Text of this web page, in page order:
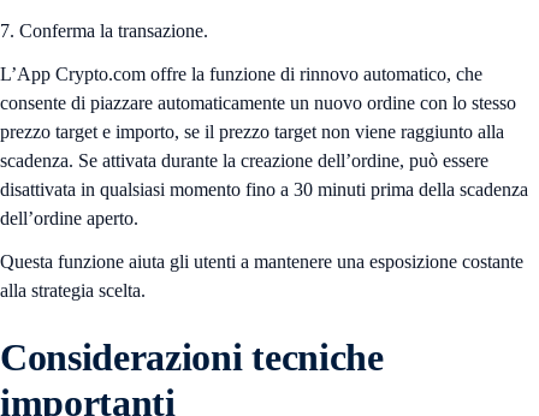
7. Conferma la transazione.
L’App Crypto.com offre la funzione di rinnovo automatico, che
consente di piazzare automaticamente un nuovo ordine con lo stesso
prezzo target e importo, se il prezzo target non viene raggiunto alla
scadenza. Se attivata durante la creazione dell’ordine, può essere
disattivata in qualsiasi momento fino a 30 minuti prima della scadenza
dell’ordine aperto.
Questa funzione aiuta gli utenti a mantenere una esposizione costante
alla strategia scelta.
Considerazioni tecniche
importanti